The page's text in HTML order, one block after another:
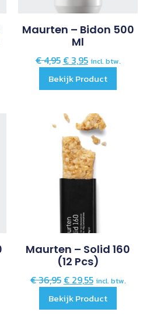
Maurten – Bidon 500
Ml
€4,95 €3,95 incl. btw.
Bekijk Product
Maurten – Solid 160
(12 Pcs)
€36,95 €29,55 incl. btw.
Bekijk Product